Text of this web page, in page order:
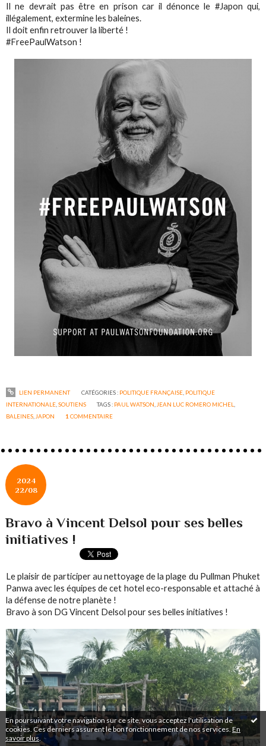
En poursuivant votre navigation sur ce site, vous acceptez l'utilisation de
cookies. Ces derniers assurent le bon fonctionnement de nos services.En
savoir plus
Il ne devrait pas être en prison car il dénonce le #Japon qui,
illégalement, extermine les baleines.
Il doit enfin retrouver la liberté !
#FreePaulWatson !
LIEN PERMANENT CATÉGORIES : POLITIQUE FRANÇAISE, POLITIQUE
INTERNATIONALE ,SOUTIENS TAGS : PAUL WATSON JEAN LUC ROMERO MICHEL
BALEINES JAPON 1 COMMENTAIRE
2024
22/08
Bravo à Vincent Delsol pour ses belles
initiatives !
Le plaisir de participer au nettoyage de la plage du Pullman Phuket
Panwa avec les équipes de cet hotel eco-responsable et attaché à
la défense de notre planète !
Bravo à son DG Vincent Delsol pour ses belles initiatives !